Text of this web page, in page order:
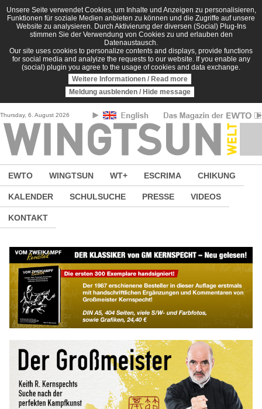
Direkt zum Inhalt
Unsere Seite verwendet Cookies, um Inhalte und Anzeigen zu personalisieren,
Funktionen für soziale Medien anbieten zu können und die Zugriffe auf unsere
Website zu analysieren. Durch Aktivierung der diversen (Social) Plug-Ins
stimmen Sie der Verwendung von Cookies zu und erlauben den
Datenaustausch.
Our site uses cookies to personalize contents and displays, provide functions
for social media and analyize the requests to our website. If you enable any
(social) plugin you agree to the usage of cookies and data exchange.
Weitere Informationen / Read more
Meldung ausblenden / Hide message
Thursday, 6. August 2026
EWTO WINGTSUN WT+ ESCRIMA CHIKUNG
KALENDER SCHULSUCHE PRESSE VIDEOS
KONTAKT